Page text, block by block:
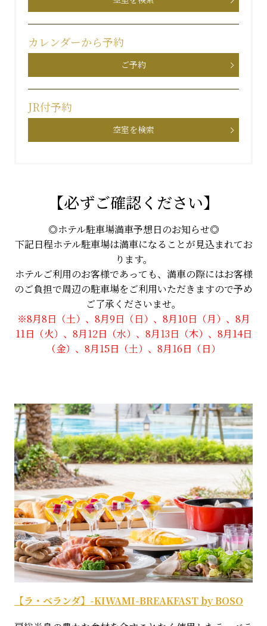
カレンダーから予約
ご予約
JR付予約
空室を検索
【必ずご確認ください】
◎ホテル駐車場満車予想日のお知らせ◎
下記日程ホテル駐車場は満車になることが見込まれてお
ります。
ホテルご利用のお客様であっても、満車の際にはお客様
のご負担で周辺の駐車場をご利用いただきますので予め
ご了承くださいませ。
※8月8日（土）、8月9日（日）、8月10日（月）、8月
11日（火）、8月12日（水）、8月13日（木）、8月14日
（金）、8月15日（土）、8月16日（日）
【ラ・ベランダ】-KIWAMI-BREAKFAST by BOSO